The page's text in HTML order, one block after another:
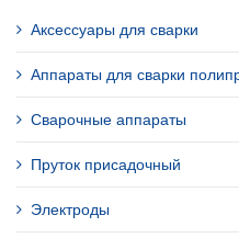
Аксессуары для сварки
Аппараты для сварки
Сварочные аппараты
Пруток присадочный
Электроды